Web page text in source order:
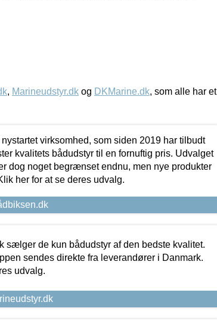
, Marineudstyr.dk og DKMarine.dk, som alle har et
virksomhed, som siden 2019 har tilbudt
kvalitets bådudstyr til en fornuftig pris. Udvalget
dog noget begrænset endnu, men nye produkter
her for at se deres udvalg.
sælger de kun bådudstyr af den bedste kvalitet.
sendes direkte fra leverandører i Danmark.
udvalg.